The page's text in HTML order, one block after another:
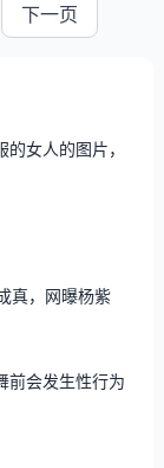
下一页
女人的图片，
真，网曝杨紫
前会发生性行为